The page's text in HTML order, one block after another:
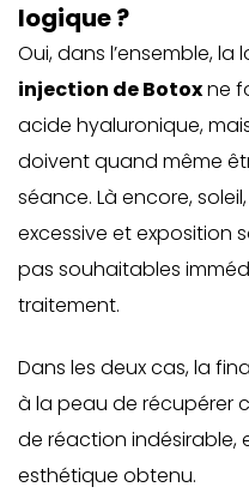
logique ?
Oui, dans l’ensemble, la
injection de Botoxne
acide hyaluronique,
doivent quand même
séance. Là encore,
excessive et exposition
pas souhaitables
traitement.
Dans les deux cas, la
à la peau de récupérer
de réaction indésirable,
esthétique obtenu.